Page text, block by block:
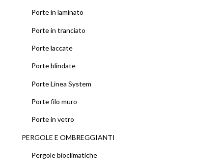
Porte in laminato
Porte in tranciato
Porte laccate
Porte blindate
Porte Linea System
Porte filo muro
Porte in vetro
PERGOLE E OMBREGGIANTI
Pergole bioclimatiche